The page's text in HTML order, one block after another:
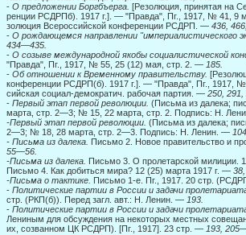
- О предложении Боргбъерга. [Резолюция, принятая на
ренции РСДРПб). 1917 г.]. — "Правда", Пг., 1917, № 41, 9
золюция Всероссийской конференции РСДРП. — 436,
- О рождающемся направлении "империалистического
434—435.
- О созыве международной якобы социалистической
"Правда", Пг., 1917, № 55, 25 (12) мая, стр. 2. — 185.
- Об отношении к Временному правительству.
конференции РСДРП(б). 1917 г.]. — "Правда", Пг., 1917, №
сийская социал-демократич. рабочая партия. — 250, 291,
- Первый этап первой революции. (Письма из далека;
марта, стр. 2—3; № 15, 22 марта, стр. 2. Подпись: Н.
-Первый этап первой революции. (Письма из далека;
2—3; № 18, 28 марта, стр. 2—3. Подпись: Н. Ленин. — 104.
- Письма из далека.
Письмо 2. Новое правительство и
55—56.
-Письма из далека.
Письмо 3. О пролетарской милиции.
Письмо 4. Как добиться мира? 12 (25) марта 1917 г. —
-Письма о тактике.
Письмо 1-е. Пг., 1917. 20 стр.
- Политические партии в России и задачи
стр. (РКП(б)). Перед загл. авт.: Н. Ленин. — 193.
- Политические партии в России и задачи
Лениным для обсуждения на некоторых местных
их, созванном ЦК РСДРП). [Пг., 1917]. 23 стр. — 193,